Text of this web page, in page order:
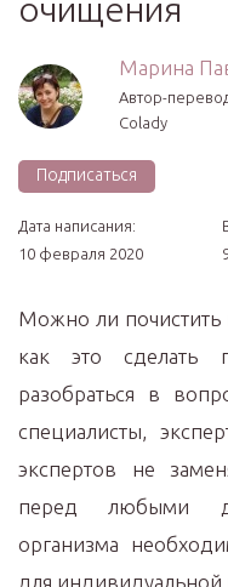
очищения
Марина
Автор-
Colady
Подписаться
Дата написания:
10 февраля 2020
Можно ли почистить
как это сделать
разобраться в
специалисты,
экспертов не
перед любыми
организма
для индивидуальной